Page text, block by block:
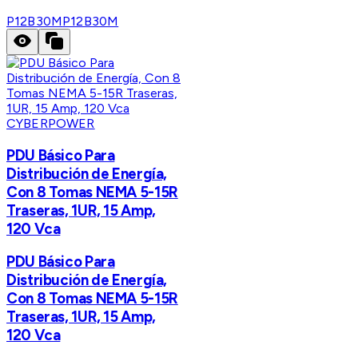
P12B30MP12B30M
CYBERPOWER
PDU Básico Para
Distribución de Energía,
Con 8 Tomas NEMA 5-15R
Traseras, 1UR, 15 Amp,
120 Vca
PDU Básico Para
Distribución de Energía,
Con 8 Tomas NEMA 5-15R
Traseras, 1UR, 15 Amp,
120 Vca